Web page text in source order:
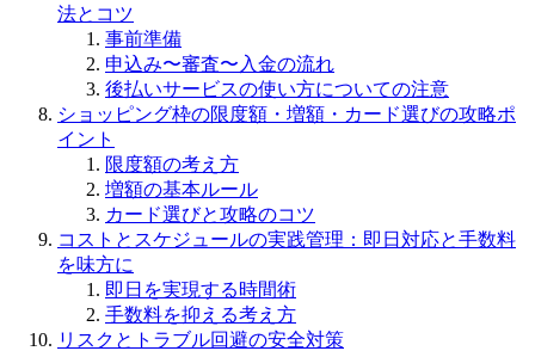
法とコツ
事前準備
申込み〜審査〜入金の流れ
後払いサービスの使い方についての注意
ショッピング枠の限度額・増額・カード選びの攻略ポ
イント
限度額の考え方
増額の基本ルール
カード選びと攻略のコツ
コストとスケジュールの実践管理：即日対応と手数料
を味方に
即日を実現する時間術
手数料を抑える考え方
リスクとトラブル回避の安全対策